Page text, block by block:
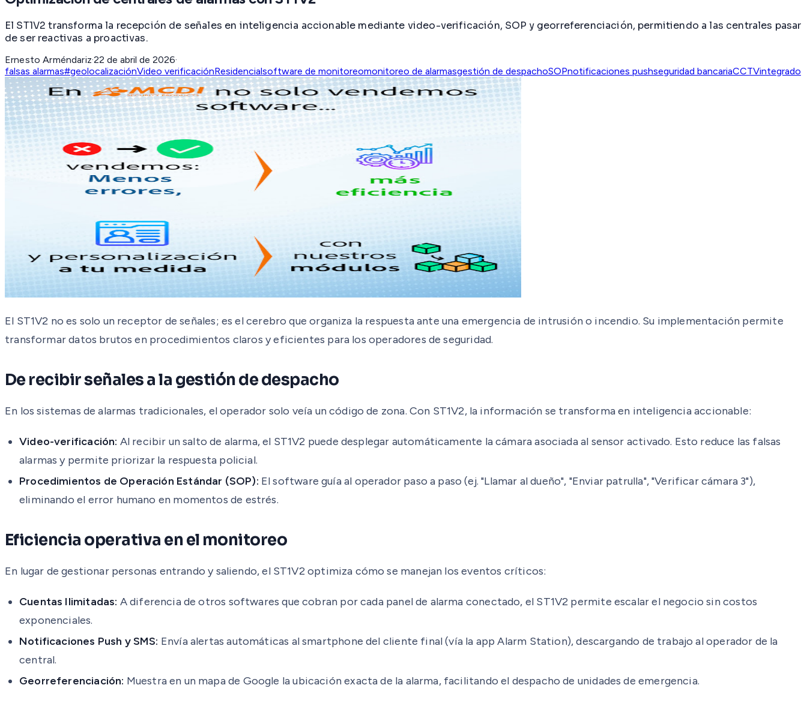
El ST1V2 transforma la recepción de señales en inteligencia accionable mediante video-verificación, SOP y georreferenciación, permitiendo a las centrales pasar
de ser reactivas a proactivas.
Ernesto Arméndariz·22 de abril de 2026·
falsas alarmas#geolocalizaciónVideo verificaciónResidencialsoftware de monitoreomonitoreo de alarmasgestión de despachoSOPnotificaciones pushseguridad bancariaCCTVintegrado
El ST1V2 no es solo un receptor de señales; es el cerebro que organiza la respuesta ante una emergencia de intrusión o incendio. Su implementación permite
transformar datos brutos en procedimientos claros y eficientes para los operadores de seguridad.
De recibir señales a la gestión de despacho
En los sistemas de alarmas tradicionales, el operador solo veía un código de zona. Con ST1V2, la información se transforma en inteligencia accionable:
Video-verificación: Al recibir un salto de alarma, el ST1V2 puede desplegar automáticamente la cámara asociada al sensor activado. Esto reduce las falsas
alarmas y permite priorizar la respuesta policial.
Procedimientos de Operación Estándar (SOP): El software guía al operador paso a paso (ej. "Llamar al dueño", "Enviar patrulla", "Verificar cámara 3"),
eliminando el error humano en momentos de estrés.
Eficiencia operativa en el monitoreo
En lugar de gestionar personas entrando y saliendo, el ST1V2 optimiza cómo se manejan los eventos críticos:
Cuentas Ilimitadas: A diferencia de otros softwares que cobran por cada panel de alarma conectado, el ST1V2 permite escalar el negocio sin costos
exponenciales.
Notificaciones Push y SMS: Envía alertas automáticas al smartphone del cliente final (vía la app Alarm Station), descargando de trabajo al operador de la
central.
Georreferenciación: Muestra en un mapa de Google la ubicación exacta de la alarma, facilitando el despacho de unidades de emergencia.